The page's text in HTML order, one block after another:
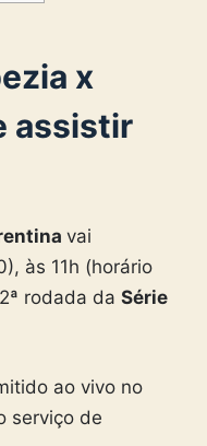
x
assistir
vai
às 11h (horário
rodada da Série
ao vivo no
serviço de